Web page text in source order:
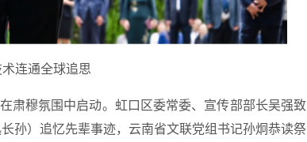
连通全球追思
肃穆氛围中启动。虹口区委常委、宣传部部长吴强致
孙）追忆先辈事迹，云南省文联党组书记孙炯恭读祭